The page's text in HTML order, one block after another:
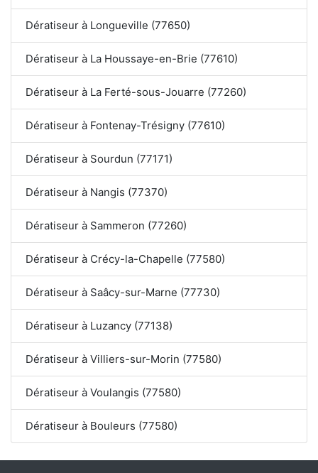
Dératiseur à Longueville (77650)
Dératiseur à La Houssaye-en-Brie (77610)
Dératiseur à La Ferté-sous-Jouarre (77260)
Dératiseur à Fontenay-Trésigny (77610)
Dératiseur à Sourdun (77171)
Dératiseur à Nangis (77370)
Dératiseur à Sammeron (77260)
Dératiseur à Crécy-la-Chapelle (77580)
Dératiseur à Saâcy-sur-Marne (77730)
Dératiseur à Luzancy (77138)
Dératiseur à Villiers-sur-Morin (77580)
Dératiseur à Voulangis (77580)
Dératiseur à Bouleurs (77580)